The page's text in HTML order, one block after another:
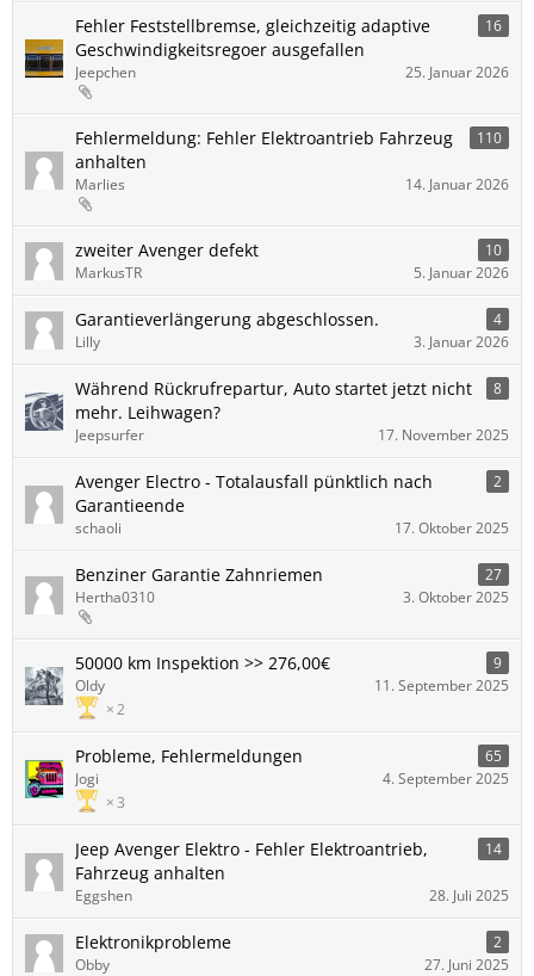
Fehler Feststellbremse, gleichzeitig adaptive
Geschwindigkeitsregoer ausgefallen
16
Jeepchen 25. Januar 2026
Fehlermeldung: Fehler Elektroantrieb Fahrzeug
anhalten
110
Marlies 14. Januar 2026
zweiter Avenger defekt
10
MarkusTR
5. Januar 2026
Garantieverlängerung abgeschlossen.
4
Lilly
3. Januar 2026
Während Rückrufrepartur, Auto startet jetzt nicht
mehr. Leihwagen?
8
Jeepsurfer 17. November 2025
Avenger Electro - Totalausfall pünktlich nach
Garantieende
2
schaoli 17. Oktober 2025
Benziner Garantie Zahnriemen
27
Hertha0310
3. Oktober 2025
50000 km Inspektion >> 276,00€ 9
2
Oldy 11. September 2025
Probleme, Fehlermeldungen 65
3
Jogi 4. September 2025
Jeep Avenger Elektro - Fehler Elektroantrieb,
Fahrzeug anhalten
14
Eggshen 28. Juli 2025
Elektronikprobleme
2
Obby
27. Juni 2025